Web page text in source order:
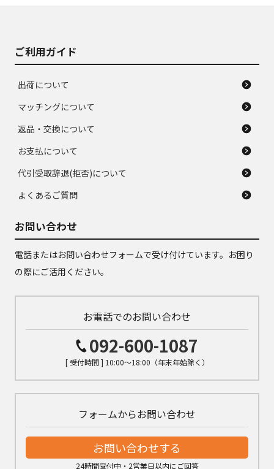
ご利用ガイド
出荷について
マッチングについて
返品・交換について
お支払について
代引受取辞退(拒否)について
よくあるご質問
お問い合わせ
電話またはお問い合わせフォームで受け付けています。お困り
の際にご活用ください。
お電話でのお問い合わせ
092-600-1087
[ 受付時間 ] 10:00～18:00（年末年始除く）
フォームからお問い合わせ
お問い合わせする
24時間受付中・2営業日以内にご回答